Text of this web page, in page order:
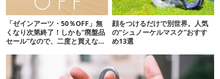
「ゼインアーツ・50％OFF」無
くなり次第終了！しかも“廃盤品
セール”なので、二度と買えない
顔をつけるだけで別世界。人気
の“シュノーケルマスク”おすす
め13選